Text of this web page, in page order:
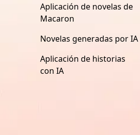
Aplicación de novelas de
Macaron
Novelas generadas por IA
Aplicación de historias
con IA